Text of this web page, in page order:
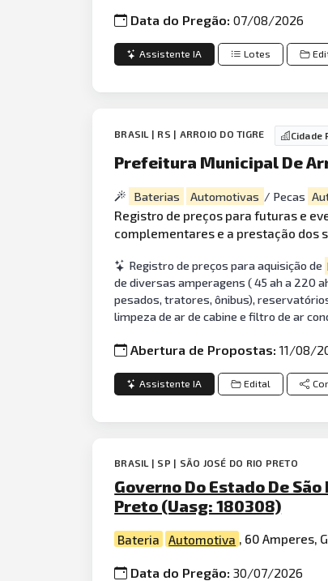
Data do Pregão:07/08/2026
Assistente IA Lotes
BRASIL | RS | ARROIO DO TIGRE Cidade
Prefeitura Municipal De
Baterias Automotivas / Pecas
Registro de preços para futuras e
complementares e a prestação dos
Registro de preços para aquisição de
de diversas amperagens ( 45 ah a 220
pesados, tratores, ônibus),
limpeza de ar de cabine e filtro de ar
Abertura de Propostas:11/08/
Assistente IA Edital
BRASIL | SP | SÃO JOSÉ DO RIO PRETO
Governo Do Estado De
Preto (Uasg: 180308)
Bateria Automotiva , 60 Amperes,
Data do Pregão:30/07/2026